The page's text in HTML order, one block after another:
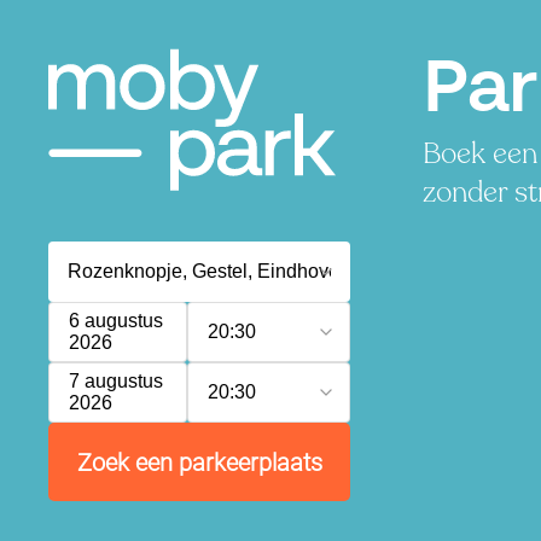
Boek
zonder
6 augustus
2026
20:30
7 augustus
2026
20:30
Zoek een parkeerplaats